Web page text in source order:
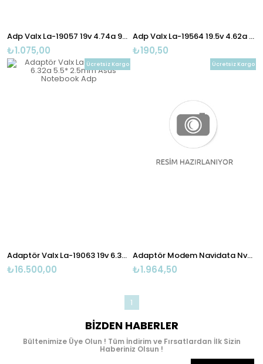
Adp Valx La-19057 19v 4.74a 90w 5.5 X 1.7 Acer Dell Laptop Adp
₺1.075,00
Adp Valx La-19564 19.5v 4.62a 90w 6.5 X 4.4 Sony Fujitsu Laptop Adp
₺190,50
Adaptör Valx La-19063 19v 6.32a 5.5* 2.5mm Asus Notebook Adp
₺16.500,00
Ücretsiz Kargo
Adaptör Modem Navidata Nvd-123c 19v-1a
₺1.964,50
Ücretsiz Kargo
1
BIZDEN HABERLER
Bültenimize Üye Olun ! Tüm İndirim ve Fırsatlardan İlk Sizin
Haberiniz Olsun !